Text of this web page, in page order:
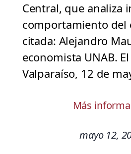
Central, que analiza
comportamiento del
citada: Alejandro
economista UNAB.
Valparaíso, 12 de
Más
mayo 12,